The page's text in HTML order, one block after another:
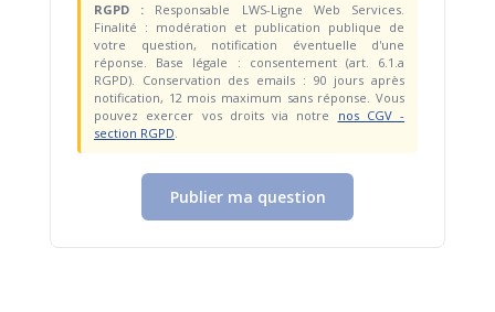
RGPD : Responsable LWS-Ligne Web Services.
Finalité : modération et publication publique de
votre question, notification éventuelle d'une
réponse. Base légale : consentement (art. 6.1.a
RGPD). Conservation des emails : 90 jours après
notification, 12 mois maximum sans réponse. Vous
pouvez exercer vos droits via notre nos CGV -
section RGPD.
Publier ma question